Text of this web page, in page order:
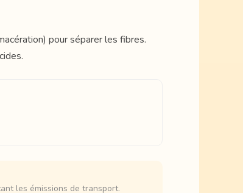
pour séparer les fibres.
les émissions de transport.